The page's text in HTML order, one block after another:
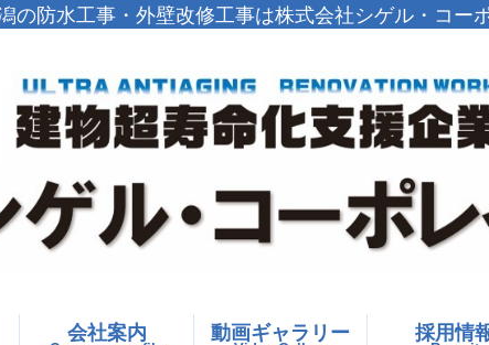
の防水工事・外壁改修工事は株式会社シゲル・コー
会社案内 動画ギャラリー 採用情